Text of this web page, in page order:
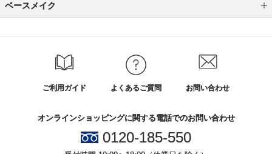
ベースメイク
パウダーファンデーション
リキッドファンデーション
ご利用ガイド よくあるご質問 お問い合わせ
オンラインショッピングに関する電話でのお問い合わせ
0120-185-550